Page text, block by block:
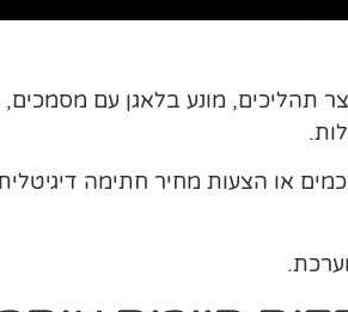
תהליכים, מונע בלאגן עם
או הצעות מחיר חתימה